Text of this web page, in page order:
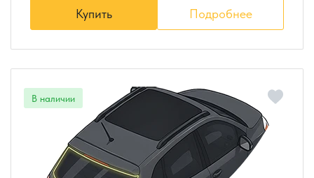
Купить Подробнее